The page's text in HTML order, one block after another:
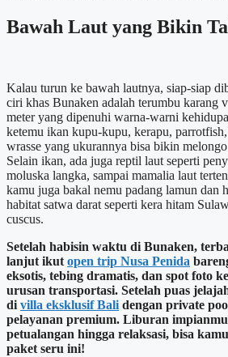
Bawah Laut yang Bikin
Kalau turun ke bawah lautnya, siap-siap
ciri khas Bunaken adalah terumbu karang
meter yang dipenuhi warna-warni
ketemu ikan kupu-kupu, kerapu,
wrasse yang ukurannya bisa bikin
Selain ikan, ada juga reptil laut seperti
moluska langka, sampai mamalia laut
kamu juga bakal nemu padang lamun dan
habitat satwa darat seperti kera hitam
cuscus.
Setelah habisin waktu di Bunaken,
lanjut ikutopen trip Nusa Penida
eksotis, tebing dramatis, dan spot foto
urusan transportasi. Setelah puas
divilla eksklusif Balidengan private
pelayanan premium. Liburan
petualangan hingga relaksasi, bisa
paket seru ini!